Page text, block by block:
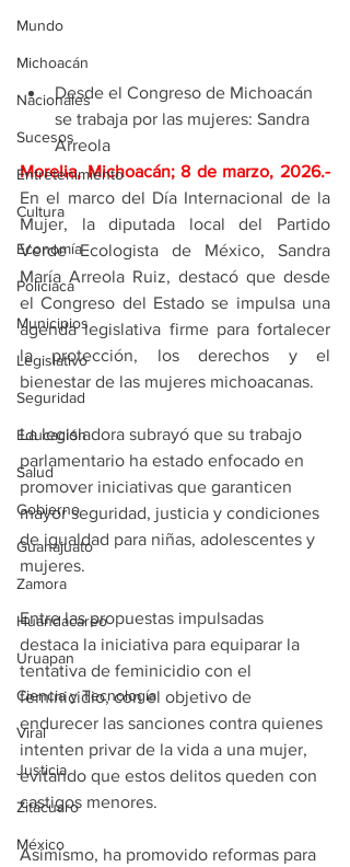
Mundo
Michoacán
Nacionales
Sucesos
Entretenimiento
Cultura
Economía
Policíaca
Municipios
Legislativo
Seguridad
Educación
Salud
Gobierno
Guanajuato
Zamora
Huandacareo
Uruapan
Ciencia y Tecnología
Viral
Justicia
Zitácuaro
México
Desde el Congreso de Michoacán
se trabaja por las mujeres: Sandra
Arreola
Morelia, Michoacán; 8 de marzo, 2026
En el marco del Día Internacional de la
Mujer, la diputada local del Partido
Verde Ecologista de México, Sandra
María Arreola Ruiz, destacó que desde
el Congreso del Estado se impulsa una
agenda legislativa firme para fortalecer
la protección, los derechos y el
bienestar de las mujeres michoacanas.
La legisladora subrayó que su trabajo
parlamentario ha estado enfocado en
promover iniciativas que garanticen
mayor seguridad, justicia y condiciones
de igualdad para niñas, adolescentes y
mujeres.
Entre las propuestas impulsadas
destaca la iniciativa para equiparar la
tentativa de feminicidio con el
feminicidio, con el objetivo de
endurecer las sanciones contra quienes
intenten privar de la vida a una mujer,
evitando que estos delitos queden con
castigos menores.
Asimismo, ha promovido reformas para